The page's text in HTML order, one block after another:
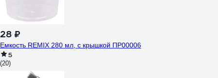
28 ₽
Емкость REMIX 280 мл, с крышкой ПР00006
5
(20)